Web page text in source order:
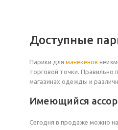
Доступные
Парики для манекенов
торговой точки.
магазинах одежды и
Имеющийся
Сегодня в продаже можно